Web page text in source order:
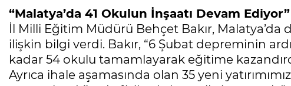
“Malatya’da 41 Okulun İnşaatı Devam Ediyor”
İl Milli Eğitim Müdürü Behçet Bakır, Malatya’da
ilişkin bilgi verdi. Bakır, “6 Şubat depreminin
kadar 54 okulu tamamlayarak eğitime
Ayrıca ihale aşamasında olan 35 yeni